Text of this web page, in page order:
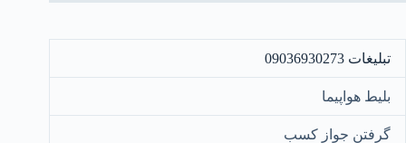
تبلیغات 09036930273
بلیط هواپیما
گرفتن جواز کسب